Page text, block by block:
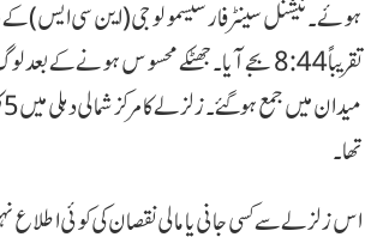
ہوئے۔ نیشنل سینٹر فار سیسمولوجی (این سی ایس) کے
تقریباً 8:44 بجے آیا۔ جھٹکے محسوس ہونے کے
تھا۔
اس زلزلے سے کسی جانی یا مالی نقصان کی کوئی اطلاع